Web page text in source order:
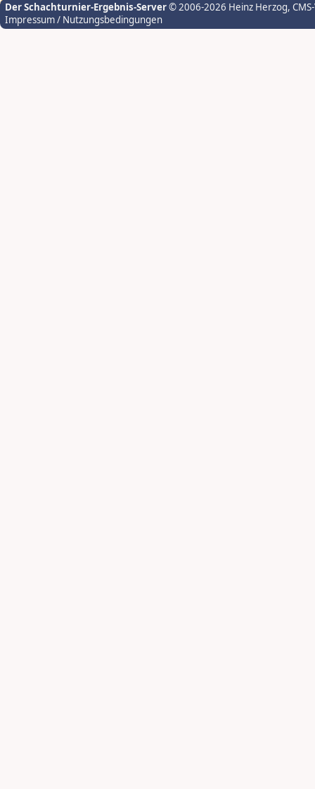
Der Schachturnier-Ergebnis-Server© 2006-2026 Heinz Herzog,
Impressum / Nutzungsbedingungen